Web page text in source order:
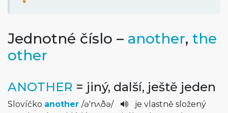
Jednotné číslo – another, the
other
ANOTHER = jiný, další, ještě jeden
Slovíčko another /ə'nʌðə/
je vlastně složený